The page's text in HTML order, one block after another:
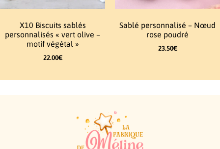
X10 Biscuits sablés
personnalisés « vert olive –
motif végétal »
22.00€
Sablé personnalisé – Nœud
rose poudré
23.50€